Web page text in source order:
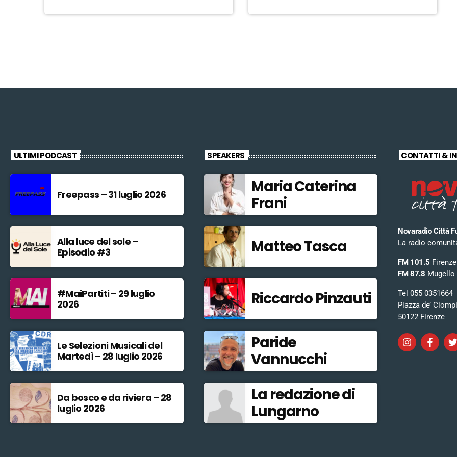
ULTIMI PODCAST
Freepass – 31 luglio 2026
Alla luce del sole –
Episodio #3
#MaiPartiti – 29 luglio
2026
Le Selezioni Musicali del
Martedì – 28 luglio 2026
Da bosco e da riviera – 28
luglio 2026
SPEAKERS
Maria Caterina
Frani
Matteo Tasca
Riccardo Pinzauti
Paride
Vannucchi
La redazione di
Lungarno
CONTATTI &
Novaradio Città
La radio
FM 101.5
FM 87.8 Mugello
Tel 055 0351664
Piazza de’
50122 Firenze